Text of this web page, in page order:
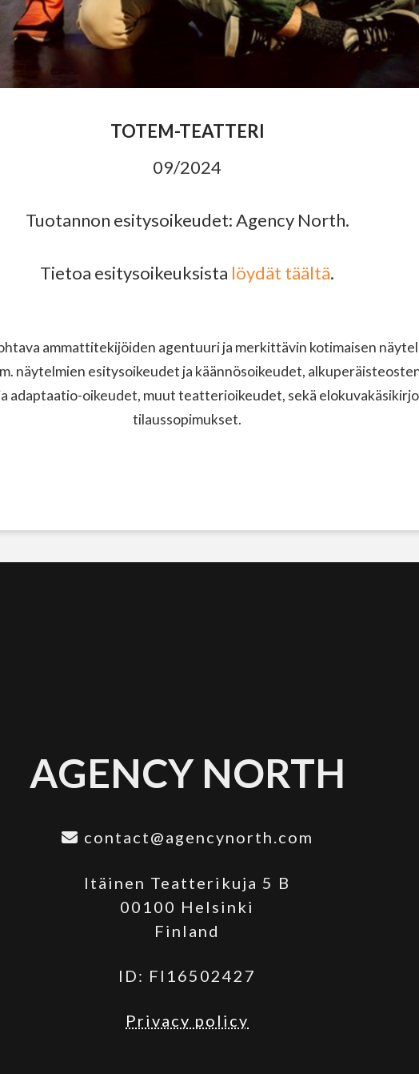
TOTEM-TEATTERI
09/2024
Tuotannon esitysoikeudet: Agency North.
Tietoa esitysoikeuksista löydät täältä.
ammattitekijöiden agentuuri ja merkittävin kotimaisen
näytelmien esitysoikeudet ja käännösoikeudet,
adaptaatio-oikeudet, muut teatterioikeudet, sekä
tilaussopimukset.
AGENCY NORTH
contact@agencynorth.com
Itäinen Teatterikuja 5 B
00100 Helsinki
Finland
ID: FI16502427
Privacy policy